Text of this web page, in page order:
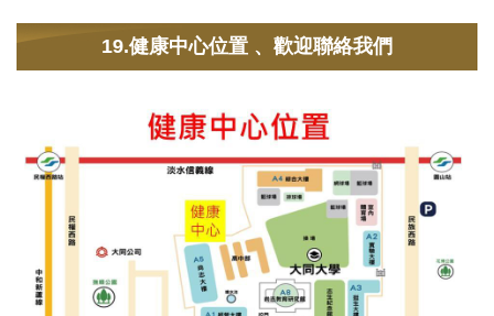
19.健康中心位置 、歡迎聯絡我們